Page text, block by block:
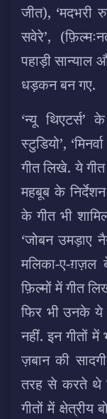
जीत),
सवेरे’,
पहाड़ी सान्याल
धड़कन बन गए.
‘न्यू
स्टुडियो’,
गीत लिखे. ये
महबूब के
के गीत भी
‘जोबन उमड़ाए
मलिका-ए-
फ़िल्मों में गीत
फिर भी उनके ये
नहीं. इन गीतों में
ज़बान की
तरह से करते थे
गीतों में